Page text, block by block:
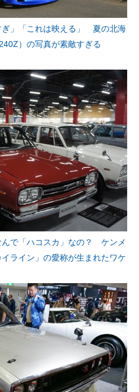
ぎ」「これは映える」 夏の北海
）の写真が素敵すぎる
んで「ハコスカ」なの？ ケンメ
ライン」の愛称が生まれたワケ